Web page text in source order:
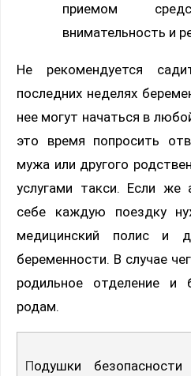
приемом
внимательность и
Не рекомендуется
последних неделях
нее могут начаться в
это время попросить
мужа или другого
услугами такси. Если же
себе каждую поездку
медицинский полис и
беременности. В случае
родильное отделение и
родам.
Подушки безопасности предназначены для